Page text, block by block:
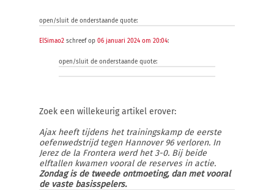
open/sluit de onderstaande quote:
ElSimao2 schreef op 06 januari 2024 om 20:04:
open/sluit de onderstaande quote:
Zoek een willekeurig artikel erover:
Ajax heeft tijdens het trainingskamp de eerste
oefenwedstrijd tegen Hannover 96 verloren. In
Jerez de la Frontera werd het 3-0. Bij beide
elftallen kwamen vooral de reserves in actie.
Zondag is de tweede ontmoeting, dan met vooral
de vaste basisspelers.